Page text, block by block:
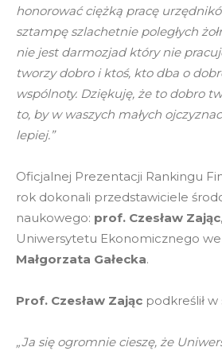
honorować ciężką pracę
sztampę szlachetnie poległych
nie jest darmozjad który nie
tworzy dobro i ktoś, kto dba o
wspólnoty. Dziękuję, że to dobro
to, by w waszych małych
lepiej.”
Oficjalnej Prezentacji Rankingu
rok dokonali przedstawiciele
naukowego: prof. Czesław Zając
Uniwersytetu Ekonomicznego we
Małgorzata Gałecka.
Prof. Czesław Zając podkreślił
„Ja się ogromnie cieszę, że